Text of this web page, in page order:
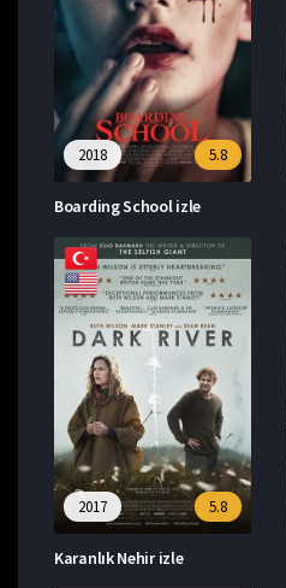
5.8
2018
Boarding School izle
5.8
2017
Karanlık Nehir izle